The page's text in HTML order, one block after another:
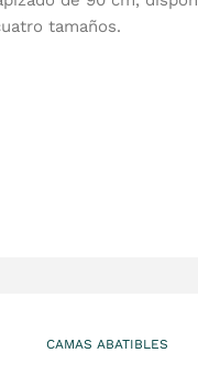
CAMAS ABATIBLES